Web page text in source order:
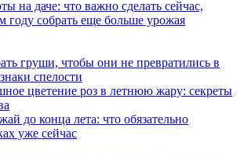
на даче: что важно сделать сейчас,
году собрать еще больше урожая
груши, чтобы они не превратились в
спелости
цветение роз в летнюю жару: секреты
до конца лета: что обязательно
уже сейчас